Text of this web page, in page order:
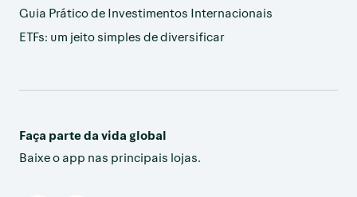
Guia Prático de Investimentos Internacionais
ETFs: um jeito simples de diversificar
Faça parte da vida global
Baixe o app nas principais lojas.